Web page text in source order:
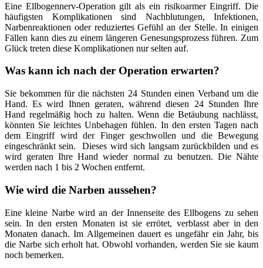
Eine Ellbogennerv-Operation gilt als ein risikoarmer Eingriff. Die
häufigsten Komplikationen sind Nachblutungen, Infektionen,
Narbenreaktionen oder reduziertes Gefühl an der Stelle. In einigen
Fällen kann dies zu einem längeren Genesungsprozess führen. Zum
Glück treten diese Komplikationen nur selten auf.
Was kann ich nach der Operation erwarten?
Sie bekommen für die nächsten 24 Stunden einen Verband um die
Hand. Es wird Ihnen geraten, während diesen 24 Stunden Ihre
Hand regelmäßig hoch zu halten. Wenn die Betäubung nachlässt,
könnten Sie leichtes Unbehagen fühlen. In den ersten Tagen nach
dem Eingriff wird der Finger geschwollen und die Bewegung
eingeschränkt sein. Dieses wird sich langsam zurückbilden und es
wird geraten Ihre Hand wieder normal zu benutzen. Die Nähte
werden nach 1 bis 2 Wochen entfernt.
Wie wird die Narben aussehen?
Eine kleine Narbe wird an der Innenseite des Ellbogens zu sehen
sein. In den ersten Monaten ist sie errötet, verblasst aber in den
Monaten danach. Im Allgemeinen dauert es ungefähr ein Jahr, bis
die Narbe sich erholt hat. Obwohl vorhanden, werden Sie sie kaum
noch bemerken.